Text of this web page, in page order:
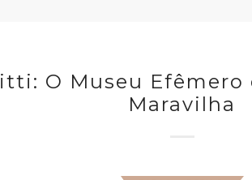
O Museu Efêmero
Maravilha